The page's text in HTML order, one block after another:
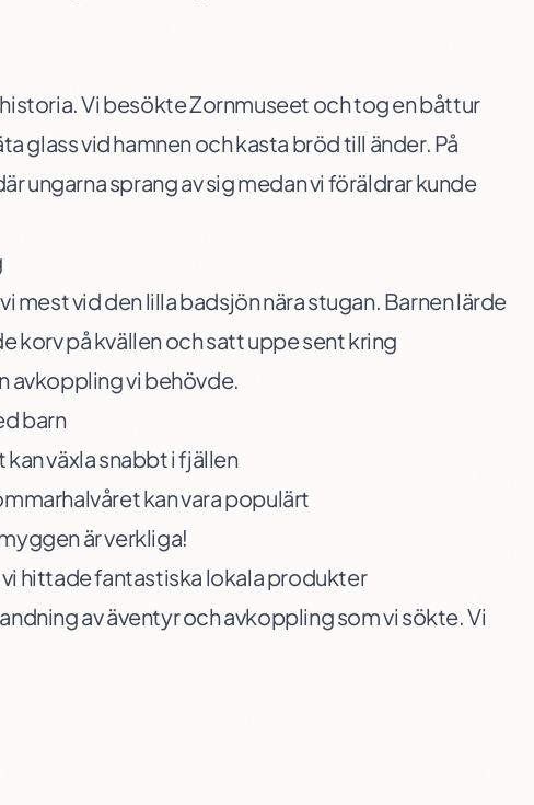
Vi besökte Zornmuseet och tog en båttur
glass vid hamnen och kasta bröd till änder. På
ungarna sprang av sig medan vi föräldrar kunde
mest vid den lilla badsjön nära stugan. Barnen lärde
korv på kvällen och satt uppe sent kring
avkoppling vi behövde.
barn
kan växla snabbt i fjällen
kan vara populärt
är verkliga!
hittade fantastiska lokala produkter
av äventyr och avkoppling som vi sökte. Vi